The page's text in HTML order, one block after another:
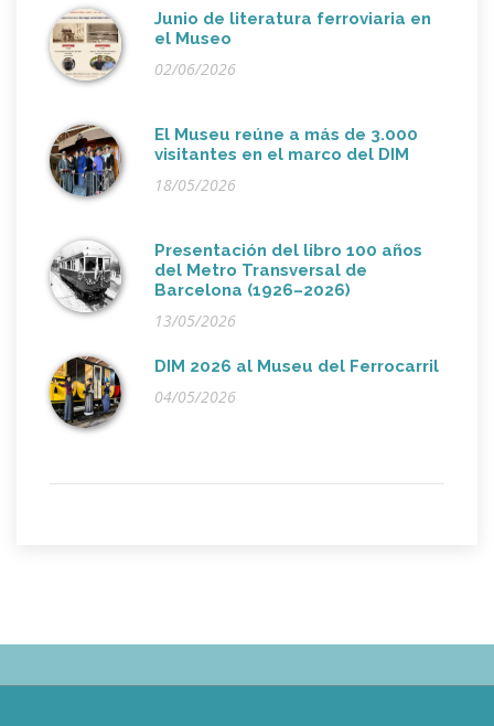
Junio de literatura ferroviaria en
el Museo
02/06/2026
El Museu reúne a más de 3.000
visitantes en el marco del DIM
18/05/2026
Presentación del libro 100 años
del Metro Transversal de
Barcelona (1926–2026)
13/05/2026
DIM 2026 al Museu del Ferrocarril
04/05/2026